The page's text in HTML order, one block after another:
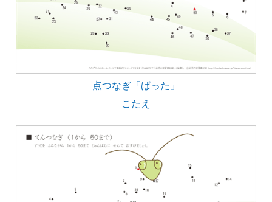
点つなぎ「ばった」
こたえ